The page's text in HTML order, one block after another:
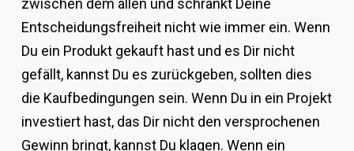
zwischen dem allen und schränkt Deine
Entscheidungsfreiheit nicht wie immer ein. Wenn
Du ein Produkt gekauft hast und es Dir nicht
gefällt, kannst Du es zurückgeben, sollten dies
die Kaufbedingungen sein. Wenn Du in ein Projekt
investiert hast, das Dir nicht den versprochenen
Gewinn bringt, kannst Du klagen. Wenn ein